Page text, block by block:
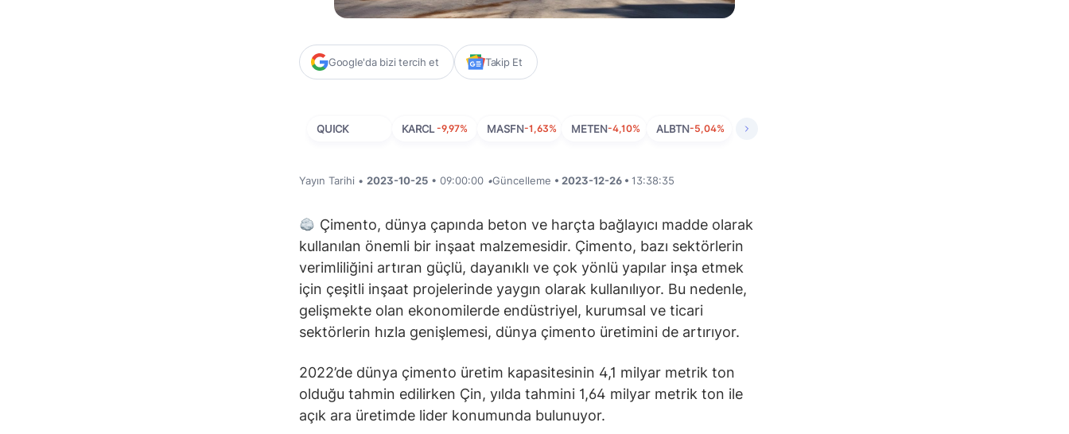
Google'da bizi tercih et Takip Et
QUICK KARCL -9,97% MASFN-1,63% METEN-4,10% ALBTN-5,04%
Yayın Tarihi • 2023-10-25 • 09:00:00 •Güncelleme • 2023-12-26 • 13:38:35
Çimento, dünya çapında beton ve harçta bağlayıcı madde olarak
kullanılan önemli bir inşaat malzemesidir. Çimento, bazı sektörlerin
verimliliğini artıran güçlü, dayanıklı ve çok yönlü yapılar inşa etmek
için çeşitli inşaat projelerinde yaygın olarak kullanılıyor. Bu nedenle,
gelişmekte olan ekonomilerde endüstriyel, kurumsal ve ticari
sektörlerin hızla genişlemesi, dünya çimento üretimini de artırıyor.
2022’de dünya çimento üretim kapasitesinin 4,1 milyar metrik ton
olduğu tahmin edilirken Çin, yılda tahmini 1,64 milyar metrik ton ile
açık ara üretimde lider konumunda bulunuyor.